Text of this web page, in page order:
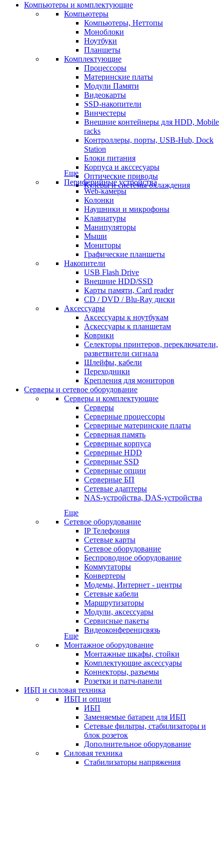
Компьютеры и комплектующие
Компьютеры
Компьютеры, Неттопы
Моноблоки
Ноутбуки
Планшеты
Комплектующие
Процессоры
Материнские платы
Модули Памяти
Видеокарты
SSD-накопители
Винчестеры
Внешние контейнеры для HDD, Mobile
racks
Контроллеры, порты, USB-Hub, Dock
Station
Блоки питания
Корпуса и акссесуары
Оптические приводы
Кулеры и системы охлаждения
Еще
Периферийные устройства
Web-камеры
Колонки
Наушники и микрофоны
Клавиатуры
Манипуляторы
Мыши
Мониторы
Графические планшеты
Накопители
USB Flash Drive
Внешние HDD/SSD
Карты памяти, Card reader
CD / DVD / Blu-Ray диски
Аксессуары
Аксессуары к ноутбукам
Аскессуары к планшетам
Коврики
Селекторы принтеров, переключатели,
разветвители сигнала
Шлейфы, кабели
Переходники
Крепления для мониторов
Серверы и сетевое оборудование
Серверы и комплектующие
Серверы
Серверные процессоры
Серверные материнские платы
Серверная память
Серверные корпуса
Серверные HDD
Серверные SSD
Серверные опции
Серверные БП
Сетевые адаптеры
NAS-устройства, DAS-устройства
Еще
Сетевое оборудование
IP Телефония
Сетевые карты
Сетевое оборудование
Беспроводное оборудование
Коммутаторы
Конвертеры
Модемы, Интернет - центры
Сетевые кабели
Маршрутизаторы
Модули, аксессуары
Сервисные пакеты
Видеоконференцсвязь
Еще
Монтажное оборудование
Монтажные шкафы, стойки
Комплектующие аксессуары
Коннекторы, разъемы
Розетки и патч-панели
ИБП и силовая техника
ИБП и опции
ИБП
Заменяемые батареи для ИБП
Сетевые фильтры, стабилизаторы и
блок розеток
Дополнительное оборудование
Силовая техника
Стабилизаторы напряжения